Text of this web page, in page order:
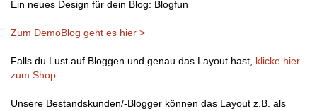
Ein neues Design für dein Blog: Blogfun
Zum DemoBlog geht es hier >
Falls du Lust auf Bloggen und genau das Layout hast, klicke hier
zum Shop
Unsere Bestandskunden/-Blogger können das Layout z.B. als